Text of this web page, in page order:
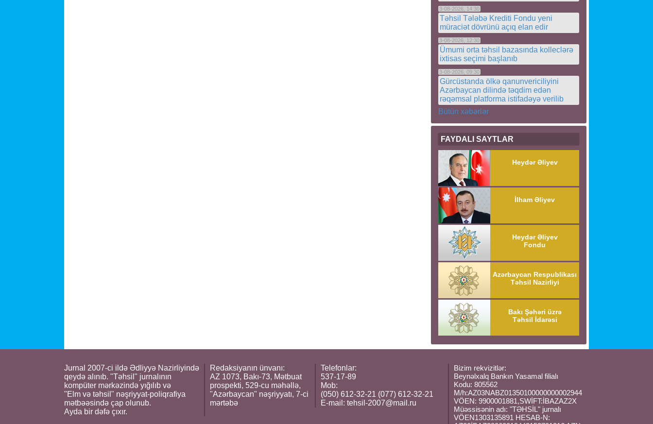
3-08-2026, 14:30
Təhsil Tələbə Krediti Fondu yeni
müraciət dövrünü açıq elan edir
3-08-2026, 12:30
Ümumi orta təhsil bazasında kolleclərə
ixtisas seçimi başlanıb
3-08-2026, 09:30
Gürcüstanda ölkə qanunvericiliyini
Azərbaycan dilində təqdim edən
rəqəmsal platforma istifadəyə verilib
Bütün xəbərlər
FAYDALI SAYTLAR
Heydər Əliyev
İlham Əliyev
Heydər Əliyev
Fondu
Azərbaycan Respublikası
Təhsil Nazirliyi
Bakı Şəhəri üzrə
Təhsil İdarəsi
Jurnal 2007-ci ildə Ədliyyə Nazirliyində
qeydə alınıb. "Təhsil" jurnalının
kompüter mərkəzində yığılıb və
"Elm və təhsil" nəşriyyat-poliqrafiya
mətbəəsində çap olunub.
Ayda bir dəfə çıxır.
Redaksiyanın ünvanı:
AZ 1073, Bakı-73, Mətbuat
prospekti, 529-cu məhəllə,
"Azərbaycan" nəşriyyatı, 7-ci
mərtəbə
Telefonlar:
537-17-89
Mob:
(050) 612-32-21 (077) 612-32-21
E-mail: tehsil-2007@mail.ru
Bizim rekvizitlər:
Beynəlxalq Bankın Yasamal filialı
Kodu: 805562
M/h:AZ03NABZ01350100000000002944
VÖEN: 9900001881,SWİFT:İBAZAZ2X
Müəssisənin adı: "TƏHSİL" jurnalı
VÖEN1303135891 HESAB-N: